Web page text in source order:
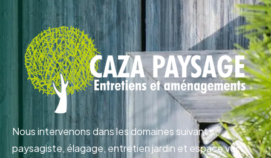
Nous intervenons dans les domaines suivants :
paysagiste, élagage, entretien jardin et espace vert,